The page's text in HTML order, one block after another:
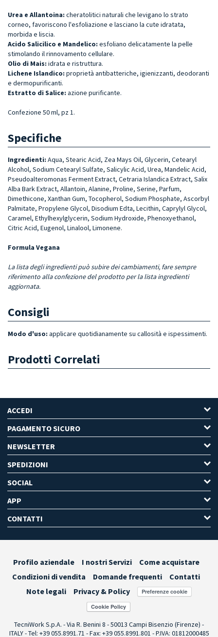
Urea e Allantoina: cheratolitici naturali che levigano lo strato
corneo, favoriscono l'esfoliazione e lasciano la cute idratata,
morbida e liscia.
Acido Salicilico e Mandelico: esfoliano delicatamente la pelle
stimolando il rinnovamento cellulare.
Olio di Mais: idrata e ristruttura.
Lichene Islandico: proprietà antibatteriche, igienizzanti, deodoranti
e dermopurificanti.
Estratto di Salice: azione purificante.
Confezione 50 ml, pz 1.
Specifiche
Ingredienti: Aqua, Stearic Acid, Zea Mays Oil, Glycerin, Cetearyl
Alcohol, Sodium Cetearyl Sul­fate, Salicylic Acid, Urea, Man­delic Acid,
Pseudoalteromo­nas Ferment Extract, Cetra­ria Islandica Extract, Salix
Alba Bark Extract, Allantoin, Alanine, Proline, Serine, Par­fum,
Dimethicone, Xanthan Gum, Tocopherol, Sodium Phosphate, Ascorbyl
Palmi­tate, Propylene Glycol, Diso­dium Edta, Lecithin, Caprylyl Glycol,
Caramel, Ethylhexyl­glycerin, Sodium Hydroxide, Phenoxyethanol,
Citric Acid, Eugenol, Linalool, Limonene.
Formula Vegana
La lista degli ingredienti può subire dei cambiamenti, fare sempre
riferimento alla confezione del prodotto per la lista ingredienti
aggiornata.
Consigli
Modo d'uso: applicare quotidianamente su callosità e ispessimenti.
Prodotti Correlati
ACCEDI
PAGAMENTO SICURO
NEWSLETTER
SPEDIZIONI
SOCIAL
APP
CONTATTI
Profilo aziendale I nostri Servizi
Come acquistare
Condizioni di vendita
Domande frequenti
Contatti
Note legali
Privacy & Policy Preferenze cookie
TecniWork S.p.A. - Via R. Benini 8 - 50013 Campi Bisenzio (Firenze) -
ITALY - Tel: +39 055.8991.71 - Fax: +39 055.8991.801 - P.IVA: 01812000485